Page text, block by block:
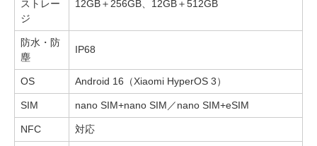
ストレー
ジ
12GB＋256GB、12GB＋512GB
防水・防
塵
IP68
OS Android 16（Xiaomi HyperOS 3）
SIM nano SIM+nano SIM／nano SIM+eSIM
NFC 対応